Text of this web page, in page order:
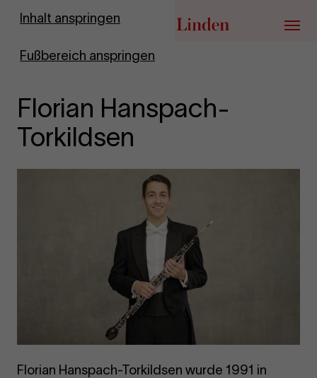
Inhalt anspringen
Fußbereich anspringen
Zur Startseite
Menü
Florian Hanspach-
Torkildsen
Florian Hanspach-Torkildsen wurde 1991 in